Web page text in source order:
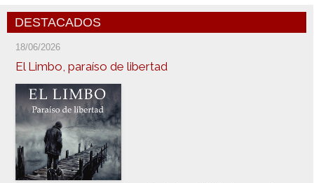
DESTACADOS
18/06/2026
El Limbo, paraíso de libertad